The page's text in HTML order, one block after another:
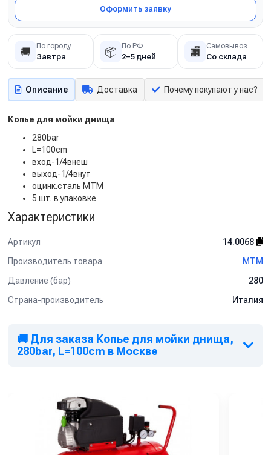
Оформить заявку
🚚 По городу
Завтра 📦 По РФ
2–5 дней 🏬 Самовывоз
Со склада
Описание Доставка Почему покупают у нас?
Копье для мойки днища
280bar
L=100cm
вход-1/4внеш
выход-1/4внут
оцинк.сталь MTM
5 шт. в упаковке
Характеристики
Артикул
14.0068
Производитель товара
MTM
Давление (бар)
280
Страна-производитель
Италия
🚚 Для заказа Копье для мойки днища,
280bar, L=100cm в Москве